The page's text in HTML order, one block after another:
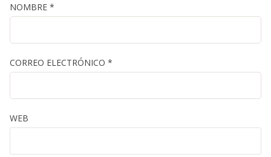
NOMBRE *
CORREO ELECTRÓNICO *
WEB